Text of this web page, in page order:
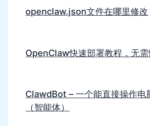
openclaw.json文件在哪里修改
OpenClaw快速部署教程，无
ClawdBot – 一个能直接操作电
（智能体）